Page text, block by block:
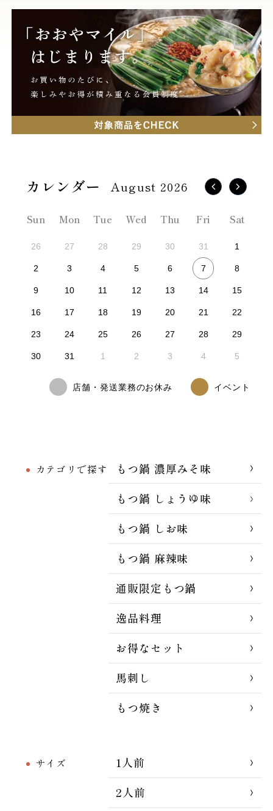
カテゴリで探す
もつ鍋 濃厚みそ味
もつ鍋 しょうゆ味
もつ鍋 しお味
もつ鍋 麻辣味
通販限定もつ鍋
逸品料理
お得なセット
馬刺し
もつ焼き
サイズ
1人前
2人前
August 2026
Sun Mon Tue Wed Thu Fri Sat
26 27 28 29 30 31 1
2 3 4 5 6 7 8
9 10 11 12 13 14 15
16 17 18 19 20 21 22
23 24 25 26 27 28 29
30 31 1 2 3 4 5
店舗・発送業務のお休み イベント